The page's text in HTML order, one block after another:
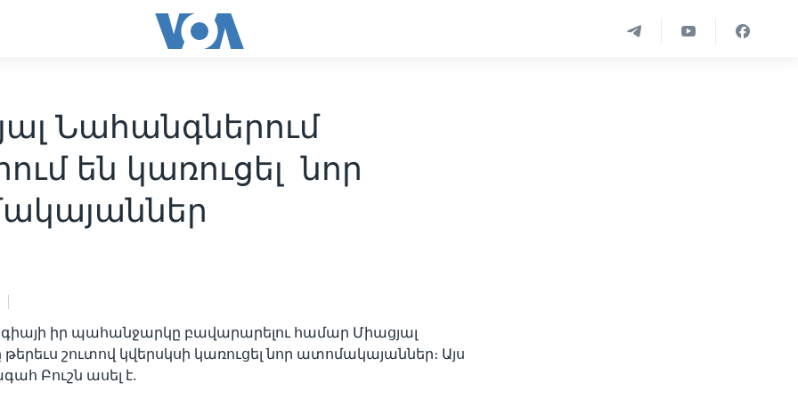
Նահանգներում
են կառուցել նոր
իր պահանջարկը բավարարելու համար Միացյալ
շուտով կվերսկսի կառուցել նոր ատոմակայաններ։ Այս
Բուշն ասել է.